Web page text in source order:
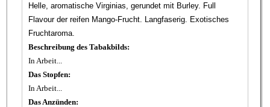
Helle, aromatische Virginias, gerundet mit Burley. Full
Flavour der reifen Mango-Frucht. Langfaserig. Exotisches
Fruchtaroma.
Beschreibung des Tabakbilds:
In Arbeit...
Das Stopfen:
In Arbeit...
Das Anzünden: